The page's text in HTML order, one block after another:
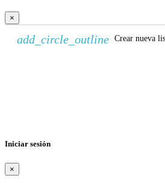
×
add_circle_outline Crear nueva
Iniciar sesión
×